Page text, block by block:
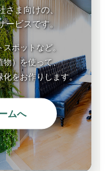
ま向けの、
ービスです。
ポットなど。
物）を使って、
化をお作りします。
ムへ